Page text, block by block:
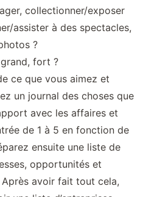
collectionner/exposer
assister à des spectacles,
?
fort ?
ce que vous aimez et
un journal des choses que
avec les affaires et
de 1 à 5 en fonction de
ensuite une liste de
opportunités et
avoir fait tout cela,